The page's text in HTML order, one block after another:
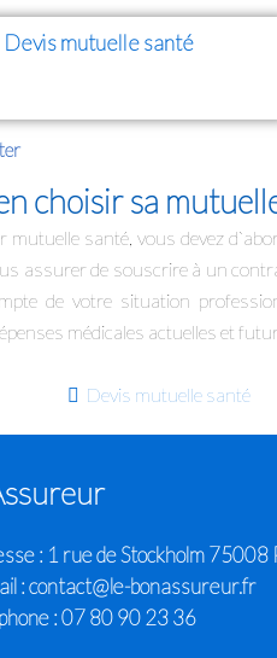
Devis mutuelle santé
choisir sa
mutuelle santé, vous devez
assurer de souscrire à un
de votre situation
médicales actuelles et
Devis mutuelle santé
: 1 rue de Stockholm 75008
: contact@le-bonassureur.fr
: 07 80 90 23 36